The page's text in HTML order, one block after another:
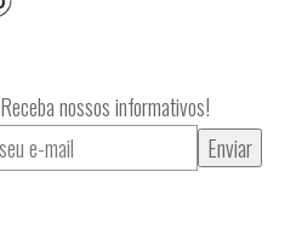
Receba nossos informativos!